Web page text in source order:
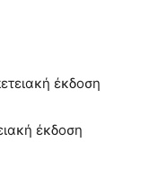
έκδοση
έκδοση